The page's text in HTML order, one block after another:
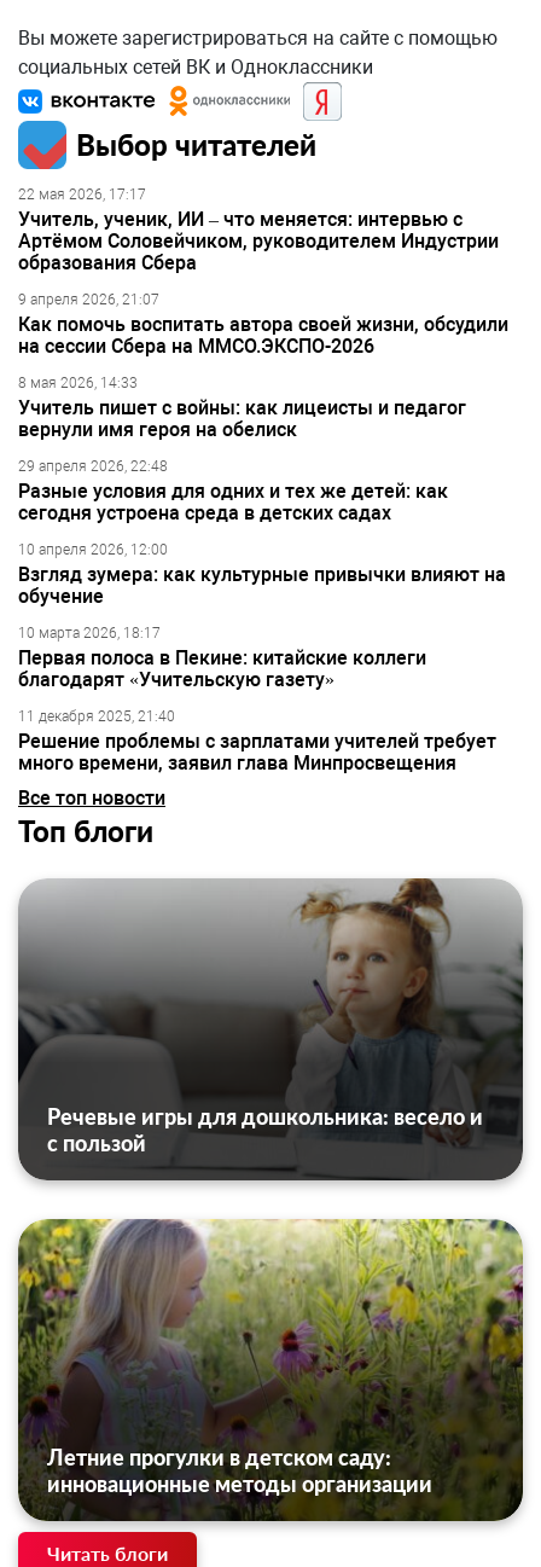
Вы можете зарегистрироваться на сайте с помощью
социальных сетей ВК и Одноклассники
Выбор читателей
22 мая 2026, 17:17
Учитель, ученик, ИИ – что меняется: интервью с
Артёмом Соловейчиком, руководителем Индустрии
образования Сбера
9 апреля 2026, 21:07
Как помочь воспитать автора своей жизни, обсудили
на сессии Сбера на ММСО.ЭКСПО-2026
8 мая 2026, 14:33
Учитель пишет с войны: как лицеисты и педагог
вернули имя героя на обелиск
29 апреля 2026, 22:48
Разные условия для одних и тех же детей: как
сегодня устроена среда в детских садах
10 апреля 2026, 12:00
Взгляд зумера: как культурные привычки влияют на
обучение
10 марта 2026, 18:17
Первая полоса в Пекине: китайские коллеги
благодарят «Учительскую газету»
11 декабря 2025, 21:40
Решение проблемы с зарплатами учителей требует
много времени, заявил глава Минпросвещения
Все топ новости
Топ блоги
Речевые игры для дошкольника: весело и
с пользой
Летние прогулки в детском саду:
инновационные методы организации
Читать блоги